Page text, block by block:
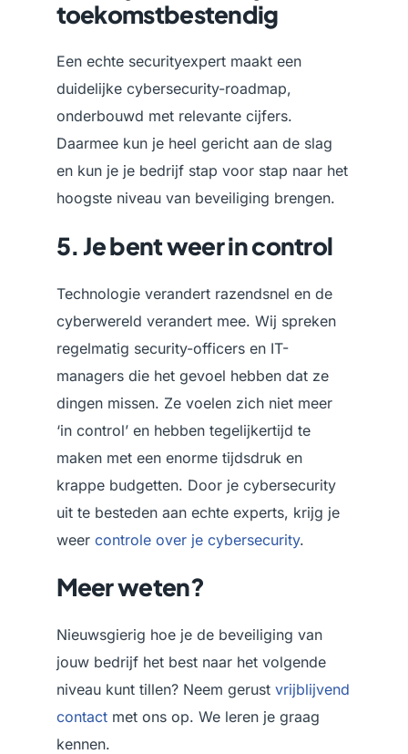
toekomstbestendig
Een echte securityexpert maakt een
duidelijke cybersecurity-roadmap,
onderbouwd met relevante cijfers.
Daarmee kun je heel gericht aan de slag
en kun je je bedrijf stap voor stap naar het
hoogste niveau van beveiliging brengen.
5. Je bent weer in control
Technologie verandert razendsnel en de
cyberwereld verandert mee. Wij spreken
regelmatig security-officers en IT-
managers die het gevoel hebben dat ze
dingen missen. Ze voelen zich niet meer
‘in control’ en hebben tegelijkertijd te
maken met een enorme tijdsdruk en
krappe budgetten. Door je cybersecurity
uit te besteden aan echte experts, krijg je
weer controle over je cybersecurity.
Meer weten?
Nieuwsgierig hoe je de beveiliging van
jouw bedrijf het best naar het volgende
niveau kunt tillen? Neem gerust vrijblijvend
contactmet ons op. We leren je graag
kennen.